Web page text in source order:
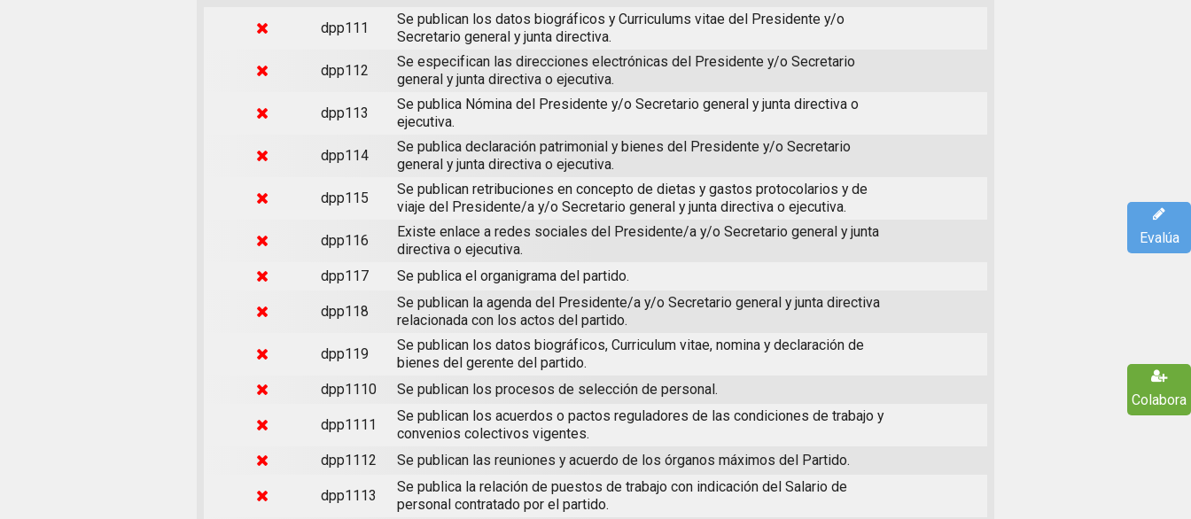
dpp111
Se publican los datos biográficos y Curriculums vitae del Presidente y/o
Secretario general y junta directiva.
dpp112
Se especifican las direcciones electrónicas del Presidente y/o Secretario
general y junta directiva o ejecutiva.
dpp113
Se publica Nómina del Presidente y/o Secretario general y junta directiva o
ejecutiva.
dpp114
Se publica declaración patrimonial y bienes del Presidente y/o Secretario
general y junta directiva o ejecutiva.
dpp115
Se publican retribuciones en concepto de dietas y gastos protocolarios y de
viaje del Presidente/a y/o Secretario general y junta directiva o ejecutiva.
dpp116
Existe enlace a redes sociales del Presidente/a y/o Secretario general y junta
directiva o ejecutiva.
dpp117
Se publica el organigrama del partido.
dpp118
Se publican la agenda del Presidente/a y/o Secretario general y junta directiva
relacionada con los actos del partido.
dpp119
Se publican los datos biográficos, Curriculum vitae, nomina y declaración de
bienes del gerente del partido.
dpp1110
Se publican los procesos de selección de personal.
dpp1111
Se publican los acuerdos o pactos reguladores de las condiciones de trabajo y
convenios colectivos vigentes.
dpp1112
Se publican las reuniones y acuerdo de los órganos máximos del Partido.
dpp1113
Se publica la relación de puestos de trabajo con indicación del Salario de
personal contratado por el partido.
Evalúa
Colabora